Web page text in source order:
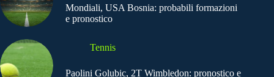
Mondiali, USA Bosnia: probabili formazioni
e pronostico
Tennis
Paolini Golubic, 2T Wimbledon: pronostico e